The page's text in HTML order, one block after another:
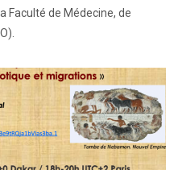
Faculté de Médecine, de